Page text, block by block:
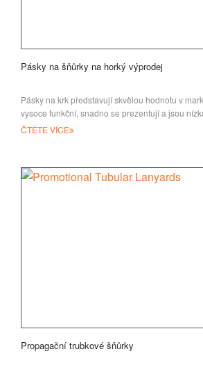
Pásky na šňůrky na horký výprodej
Pásky na krk představují skvělou hodnotu v
vysoce funkční, snadno se prezentují a jsou
ČTĚTE VÍCE
Propagační trubkové šňůrky